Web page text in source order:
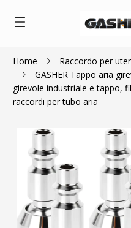
Home Raccordo per
GASHER Tappo aria
girevole industriale e tappo,
raccordi per tubo aria
$2.70